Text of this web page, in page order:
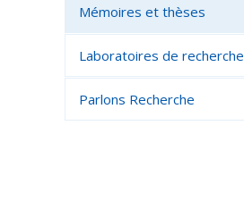
Mémoires et thèses
Laboratoires de recherche
Parlons Recherche